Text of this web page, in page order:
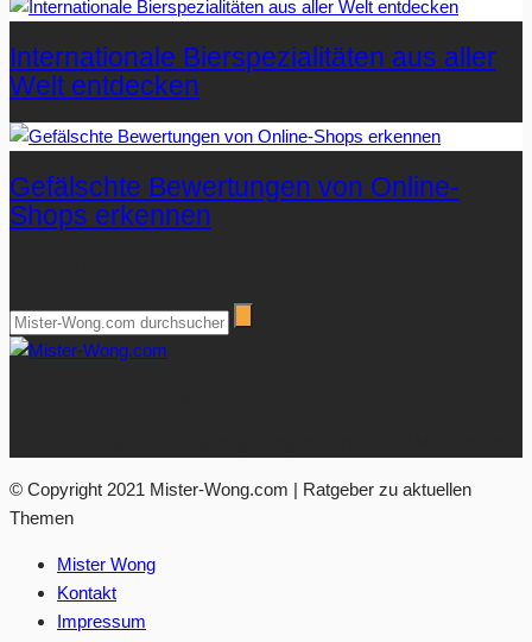
Internationale Bierspezialitäten aus aller
Welt entdecken
Gefälschte Bewertungen von Online-
Shops erkennen
© Copyright 2021 Mister-Wong.com | Ratgeber zu aktuellen
Themen
Mister Wong
Kontakt
Impressum